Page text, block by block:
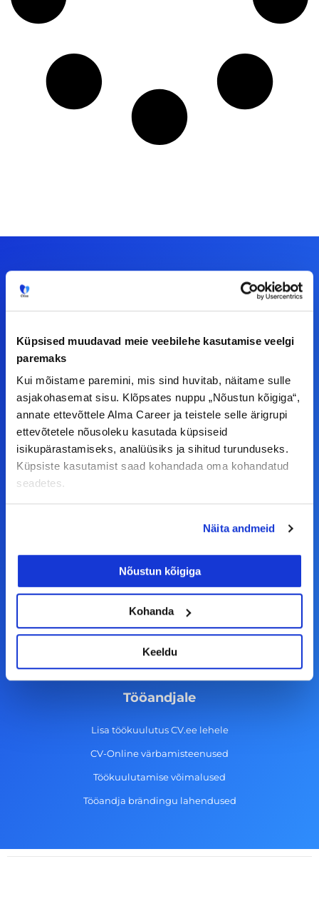
Küpsised muudavad meie veebilehe kasutamise veelgi
paremaks
Kui mõistame paremini, mis sind huvitab, näitame sulle
asjakohasemat sisu. Klõpsates nuppu „Nõustun kõigiga“,
annate ettevõttele Alma Career ja teistele selle ärigrupi
ettevõtetele nõusoleku kasutada küpsiseid
isikupärastamiseks, analüüsiks ja sihitud turunduseks.
Küpsiste kasutamist saad kohandada oma kohandatud
seadetes.
Näita andmeid
Nõustun kõigiga
Kohanda
Keeldu
Tööelublogi.ee lehelt leiad kõik vajaliku, et olla
kursis tööturu uudistega. Kui sul on
ettepanekuid erinevate teemade osas või soovid
teha koostööd, siis võta meiega julgelt ühendust.
F
a
o
k
-
f
I
n
g
r
a
m
L
i
d
i
n
Y
o
u
b
© Alma Career Estonia OÜ
Tööotsijale
Tööpakkumised
Aktiveeri tööpakkumiste teavitus
Kasutustingimused
Tööandjale
Lisa töökuulutus CV.ee lehele
CV-Online värbamisteenused
Töökuulutamise võimalused
Tööandja brändingu lahendused